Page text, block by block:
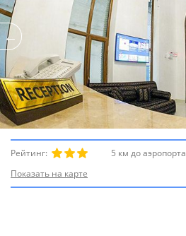
Рейтинг: 5 км до аэропорта
Показать на карте